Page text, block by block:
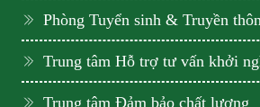
Phòng Tuyển sinh & Truyền
Trung tâm Hỗ trợ tư vấn khởi
Trung tâm Đảm bảo chất lượng